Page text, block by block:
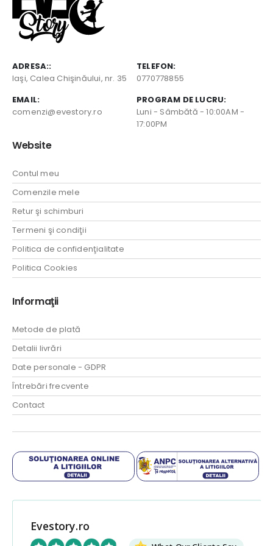
ADRESA::
Iaşi, Calea Chişinăului, nr. 35
TELEFON:
0770778855
EMAIL:
comenzi@evestory.ro
PROGRAM DE LUCRU:
Luni - Sâmbătă - 10:00AM -
17:00PM
Website
Contul meu
Comenzile mele
Retur şi schimburi
Termeni şi condiţii
Politica de confidenţialitate
Politica Cookies
Informaţii
Metode de plată
Detalii livrări
Date personale - GDPR
Întrebări frecvente
Contact
Evestory.ro